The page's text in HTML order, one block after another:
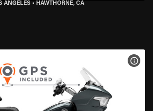
ANGELES • HAWTHORNE, CA